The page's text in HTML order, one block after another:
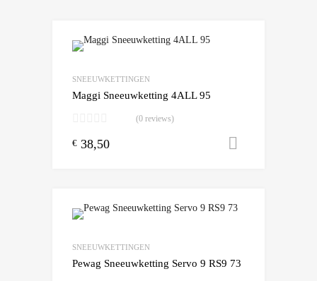
SNEEUWKETTINGEN
Maggi Sneeuwketting 4ALL 95
(0 reviews)
€ 38,50
SNEEUWKETTINGEN
Pewag Sneeuwketting Servo 9 RS9 73